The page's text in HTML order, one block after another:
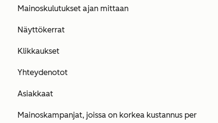
Mainoskulutukset ajan mittaan
Näyttökerrat
Klikkaukset
Yhteydenotot
Asiakkaat
Mainoskampanjat, joissa on korkea kustannus per